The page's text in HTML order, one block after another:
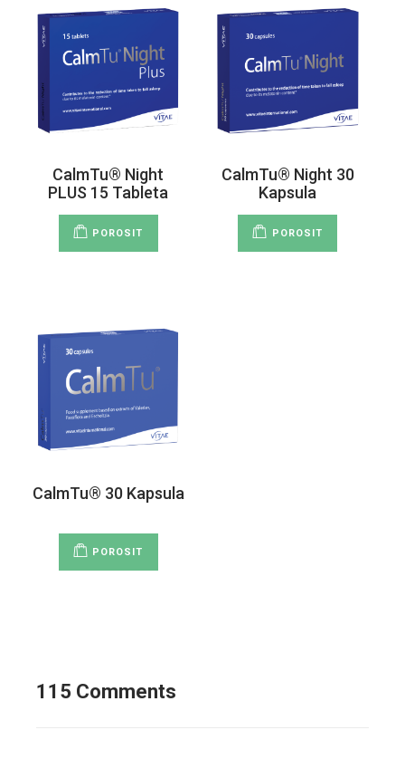
CalmTu® Night
PLUS 15 Tableta
POROSIT
CalmTu® Night 30
Kapsula
POROSIT
CalmTu® 30 Kapsula
POROSIT
115 Comments